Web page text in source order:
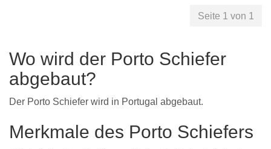
Seite 1 von 1
Wo wird der Porto Schiefer
abgebaut?
Der Porto Schiefer wird in Portugal abgebaut.
Merkmale des Porto Schiefers